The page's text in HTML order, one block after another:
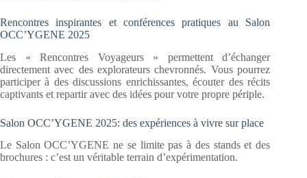
Rencontres inspirantes et conférences pratiques au Salon
OCC’YGENE 2025
Les « Rencontres Voyageurs » permettent d’échanger
directement avec des explorateurs chevronnés. Vous pourrez
participer à des discussions enrichissantes, écouter des récits
captivants et repartir avec des idées pour votre propre périple.
Salon OCC’YGENE 2025: des expériences à vivre sur place
Le Salon OCC’YGENE ne se limite pas à des stands et des
brochures : c’est un véritable terrain d’expérimentation.